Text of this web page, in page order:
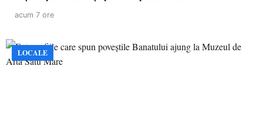
acum 7 ore
LOCALE